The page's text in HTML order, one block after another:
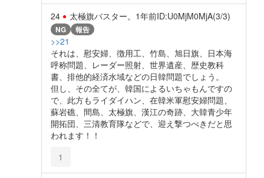
24 太極旗バスター。 1年前ID:U0MjM0MjA(3/3)
NG 報告
>>21
それは、慰安婦、徴用工、竹島、旭日旗、日本海
呼称問題、レーダー照射、世界遺産、歴史教科
書、排他的経済水域などの日韓問題でしょう。
但し、その全てが、韓国によるいちゃもんですの
で、此方もライダイハン、在韓米軍慰安婦問題、
蘇岩礁、間島、太極旗、漢江の奇跡、大韓青少年
開拓団、三清教育隊などで、迎え撃つべきだと思
われます！！
1